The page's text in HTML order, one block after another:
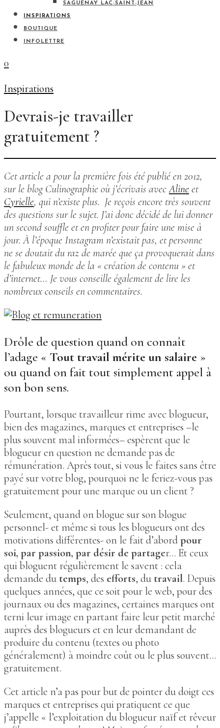
SAGUENAY LAC-SAINT-JEAN
INSPIRATIONS
BOUTIQUE
INFOLETTRE
0
Inspirations
Devrais-je travailler
gratuitement ?
Cet article a pour la première fois été publié en 2012,
sur le blog Culinographie où j’écrivais avecAline et
Cyrielle, qui n’existe plus. Je reçois encore très souvent
des questions sur le sujet. J’ai donc décidé de lui donner
un second souffle et en profiter pour faire une mise à
jour. À l’époque Instagram n’existait pas, et personne
ne se doutait du raz de marée que ça provoquerait dans
le fabuleux monde de la « création de contenu » et
d’internet… Je vous conseille également de lire les
nombreux conseils en commentaires.
Drôle de question quand on connaît
l’adage « Tout travail mérite un salaire »
ou quand on fait tout simplement appel à
son bon sens.
Pourtant, lorsque travailleur rime avec blogueur,
bien des magazines, marques et entreprises –le
plus souvent mal informées– espèrent que le
blogueur en question ne demande pas de
rémunération. Après tout, si vous le faites sans être
payé sur votre blog, pourquoi ne le feriez-vous pas
gratuitement pour une marque ou un client ?
Seulement, quand on blogue sur son blogue
personnel- et même si tous les blogueurs ont des
motivations différentes- on le fait d’abordpour
soi, par passion, par désir de partager… Et ceux
qui bloguent régulièrement le savent : cela
demande du temps, des efforts, du travail. Depuis
quelques années, que ce soit pour le web, pour des
journaux ou des magazines, certaines marques ont
terni leur image en partant faire leur petit marché
auprès des blogueurs et en leur demandant de
produire du contenu (textes ou photo
généralement) à moindre coût ou le plus souvent…
gratuitement.
Cet article n’a pas pour but de pointer du doigt ces
marques et entreprises qui pratiquent ce que
j’appelle « l’exploitation du blogueur naïf et rêveur